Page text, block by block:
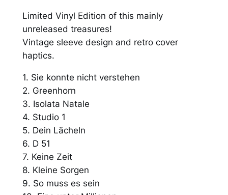
o
m
p
l
x
v
o
n
M
o
d
e
r
Limited Vinyl Edition of this mainly
unreleased treasures!
Vintage sleeve design and retro cover
haptics.
1. Sie konnte nicht verstehen
2. Greenhorn
3. Isolata Natale
4. Studio 1
5. Dein Lächeln
6. D 51
7. Keine Zeit
8. Kleine Sorgen
9. So muss es sein